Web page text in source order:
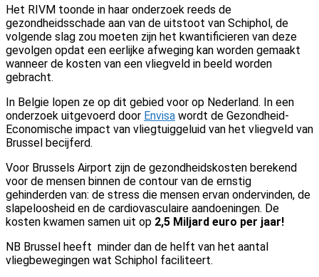
Het RIVM toonde in haar onderzoek reeds de
gezondheidsschade aan van de uitstoot van Schiphol, de
volgende slag zou moeten zijn het kwantificieren van deze
gevolgen opdat een eerlijke afweging kan worden gemaakt
wanneer de kosten van een vliegveld in beeld worden
gebracht.
In Belgie lopen ze op dit gebied voor op Nederland. In een
onderzoek uitgevoerd door Envisa wordt de Gezondheid-
Economische impact van vliegtuiggeluid van het vliegveld van
Brussel becijferd.
Voor Brussels Airport zijn de gezondheidskosten berekend
voor de mensen binnen de contour van de ernstig
gehinderden van: de stress die mensen ervan ondervinden, de
slapeloosheid en de cardiovasculaire aandoeningen. De
kosten kwamen samen uit op 2,5 Miljard euro per jaar!
NB Brussel heeft minder dan de helft van het aantal
vliegbewegingen wat Schiphol faciliteert.